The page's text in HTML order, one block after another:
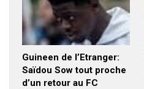
Guineen de l’Etranger:
Saïdou Sow tout proche
d’un retour au FC